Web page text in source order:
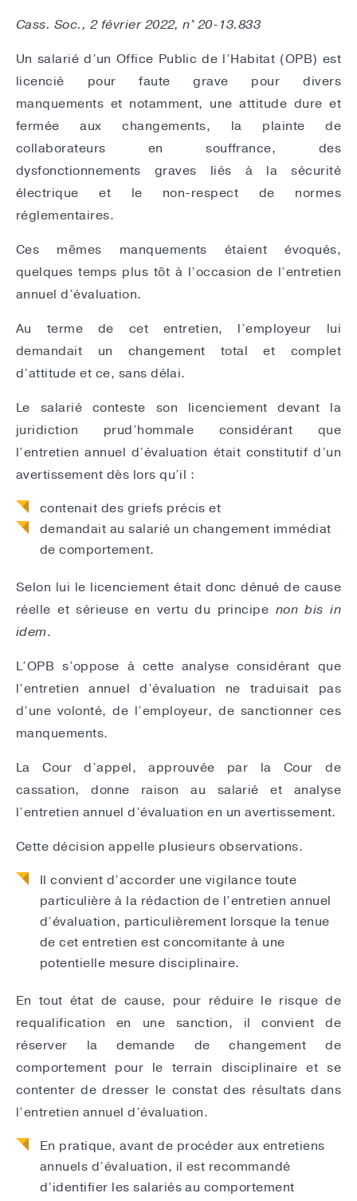
Cass. Soc., 2 février 2022, n° 20-13.833
Un salarié d’un Office Public de l’Habitat (OPB) est
licencié pour faute grave pour divers
manquements et notamment, une attitude dure et
fermée aux changements, la plainte de
collaborateurs en souffrance, des
dysfonctionnements graves liés à la sécurité
électrique et le non-respect de normes
réglementaires.
Ces mêmes manquements étaient évoqués,
quelques temps plus tôt à l’occasion de l’entretien
annuel d’évaluation.
Au terme de cet entretien, l’employeur lui
demandait un changement total et complet
d’attitude et ce, sans délai.
Le salarié conteste son licenciement devant la
juridiction prud’hommale considérant que
l’entretien annuel d’évaluation était constitutif d’un
avertissement dès lors qu’il :
contenait des griefs précis et
demandait au salarié un changement immédiat
de comportement.
Selon lui le licenciement était donc dénué de cause
réelle et sérieuse en vertu du principe non bis in
idem.
L’OPB s’oppose à cette analyse considérant que
l’entretien annuel d’évaluation ne traduisait pas
d’une volonté, de l’employeur, de sanctionner ces
manquements.
La Cour d’appel, approuvée par la Cour de
cassation, donne raison au salarié et analyse
l’entretien annuel d’évaluation en un avertissement.
Cette décision appelle plusieurs observations.
Il convient d’accorder une vigilance toute
particulière à la rédaction de l’entretien annuel
d’évaluation, particulièrement lorsque la tenue
de cet entretien est concomitante à une
potentielle mesure disciplinaire.
En tout état de cause, pour réduire le risque de
requalification en une sanction, il convient de
réserver la demande de changement de
comportement pour le terrain disciplinaire et se
contenter de dresser le constat des résultats dans
l’entretien annuel d’évaluation.
En pratique, avant de procéder aux entretiens
annuels d’évaluation, il est recommandé
d’identifier les salariés au comportement